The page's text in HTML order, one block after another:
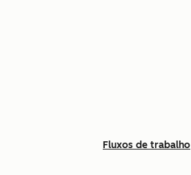
Fluxos de trabalho